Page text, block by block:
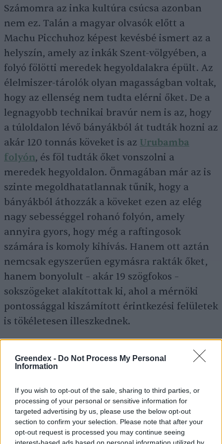
Greendex - Do Not Process My Personal
Information
If you wish to opt-out of the sale, sharing to third parties, or
processing of your personal or sensitive information for
targeted advertising by us, please use the below opt-out
section to confirm your selection. Please note that after your
opt-out request is processed you may continue seeing
interest-based ads based on personal information utilized by
Számomra az inka kultúra csúcsa azonban
nem ez. Talán a magyar olvasók előtt a
Machu Picchuhoz képest kevésbé ismert az a
helyszín, amely az inkák Szent-völgyében, a
folyó fölötti meredek hegyoldalakra épült. Az
élelmiszer-tárolók olyan magasságban voltak,
hogy az ellenség nem tudta elérni őket. De a
legnagyobb technikai bravúr nem is az, hogy
a túloldalon lévő bányákból át tudták hozni az
akár 120 tonnás köveket is az Urubamba
folyón, és föl tudták őket vonszolni a
meredek hegyoldalon. Önmagában már az is
szinte megoldhatatlannak tűnik, hogy a
bányákból áthozzák a köveket ezen az elég
nagy sebességgel rohanó folyón, amely
annyira gyors, hogy még a raftingosok
számára is komoly kihívás. Hanem ott aztán
nemcsak egyszerűen egymásra rakták őket,
hanem bonyolult – akár 19 szögfokos –
sokszögeket alakítottak ki, ahol a mérnöki
pontossággal kiszámított érintkezési felületek
is tökéletesen illeszkednek.
Cikkajánló
Juhász Árpád állati kalandjai:
szemtelen majmok, barátságos
denevérek és egy valódi bamba
mamba
Sápi Zsófia